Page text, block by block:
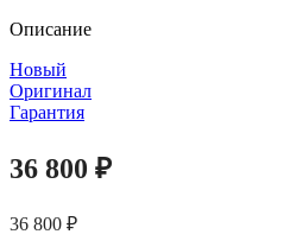
Описание
Новый
Оригинал
Гарантия
36 800 ₽
36 800 ₽